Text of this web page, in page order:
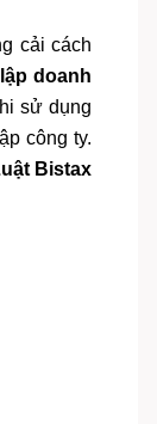
cải cách
doanh
sử dụng
công ty.
Bistax